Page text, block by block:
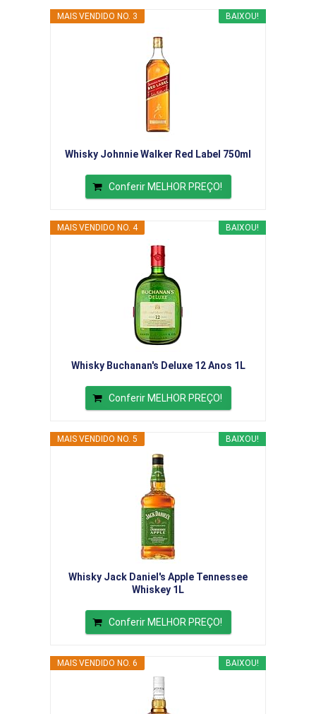
BAIXOU!
MAIS VENDIDO NO. 3
Whisky Johnnie Walker Red Label 750ml
Conferir MELHOR PREÇO!
BAIXOU!
MAIS VENDIDO NO. 4
Whisky Buchanan's Deluxe 12 Anos 1L
Conferir MELHOR PREÇO!
BAIXOU!
MAIS VENDIDO NO. 5
Whisky Jack Daniel's Apple Tennessee
Whiskey 1L
Conferir MELHOR PREÇO!
BAIXOU!
MAIS VENDIDO NO. 6